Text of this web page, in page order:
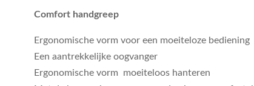
Comfort handgreep
Ergonomische vorm voor een moeiteloze bediening
Een aantrekkelijke oogvanger
Ergonomische vorm ️ moeiteloos hanteren